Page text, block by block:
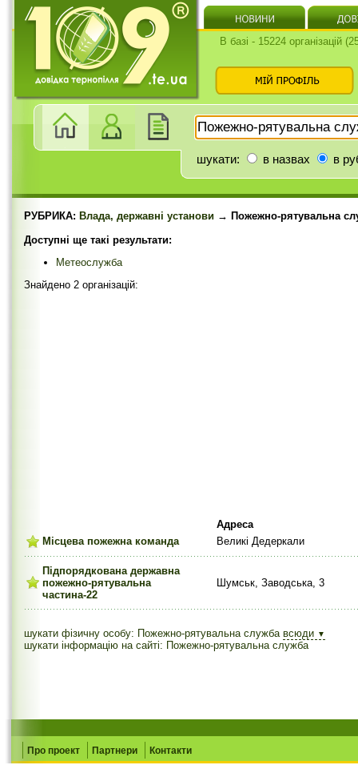
В базі - 15224 організацій
шукати: в назвах в
РУБРИКА: Влада, державні установи → Пожежно-рятувальна
Доступні ще такі результати:
Метеослужба
Знайдено 2 організацій:
Адреса
Місцева пожежна команда
Великі Дедеркали
Підпорядкована державна
пожежно-рятувальна
частина-22
Шумськ, Заводська, 3
шукати фізичну особу: Пожежно-рятувальна служба всюди ▼
шукати інформацію на сайті: Пожежно-рятувальна служба
Про проект Партнери Контакти